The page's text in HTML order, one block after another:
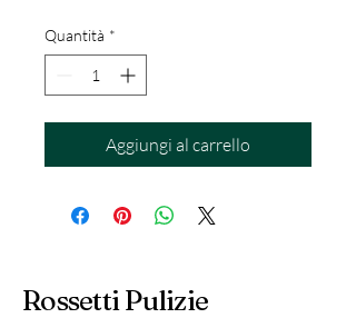
Quantità *
Aggiungi al carrello
Rossetti Pulizie